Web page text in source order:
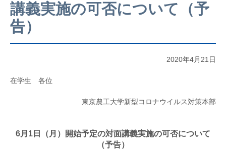
講義実施の可否について（予
告）
2020年4月21日
在学生 各位
東京農工大学新型コロナウイルス対策本部
6月1日（月）開始予定の対面講義実施の可否について
（予告）